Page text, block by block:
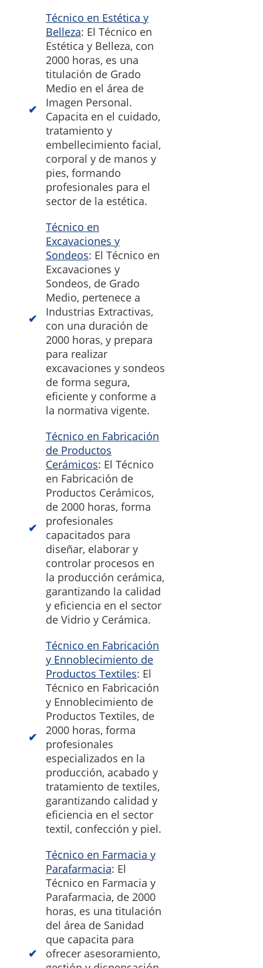
Técnico en Estética y
Belleza: El Técnico en
Estética y Belleza, con
2000 horas, es una
titulación de Grado
Medio en el área de
Imagen Personal.
Capacita en el cuidado,
tratamiento y
embellecimiento facial,
corporal y de manos y
pies, formando
profesionales para el
sector de la estética.
Técnico en
Excavaciones y
Sondeos: El Técnico en
Excavaciones y
Sondeos, de Grado
Medio, pertenece a
Industrias Extractivas,
con una duración de
2000 horas, y prepara
para realizar
excavaciones y sondeos
de forma segura,
eficiente y conforme a
la normativa vigente.
Técnico en Fabricación
de Productos
Cerámicos: El Técnico
en Fabricación de
Productos Cerámicos,
de 2000 horas, forma
profesionales
capacitados para
diseñar, elaborar y
controlar procesos en
la producción cerámica,
garantizando la calidad
y eficiencia en el sector
de Vidrio y Cerámica.
Técnico en Fabricación
y Ennoblecimiento de
Productos Textiles: El
Técnico en Fabricación
y Ennoblecimiento de
Productos Textiles, de
2000 horas, forma
profesionales
especializados en la
producción, acabado y
tratamiento de textiles,
garantizando calidad y
eficiencia en el sector
textil, confección y piel.
Técnico en Farmacia y
Parafarmacia: El
Técnico en Farmacia y
Parafarmacia, de 2000
horas, es una titulación
del área de Sanidad
que capacita para
ofrecer asesoramiento,